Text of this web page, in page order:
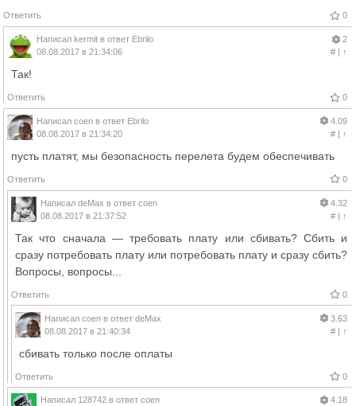
Ответить 0
Написал kermit в ответ Ebrilo
08.08.2017 в 21:34:06
2
#| ↑
Так!
Ответить 0
Написал coen в ответ Ebrilo
08.08.2017 в 21:34:20
4.09
#| ↑
пусть платят, мы безопасность перелета будем обеспечивать
Ответить 0
Написал deMax в ответ coen
08.08.2017 в 21:37:52
4.32
#| ↑
Так что сначала — требовать плату или сбивать? Сбить и
сразу потребовать плату или потребовать плату и сразу сбить?
Вопросы, вопросы...
Ответить 0
Написал coen в ответ deMax
08.08.2017 в 21:40:34
3.63
#| ↑
сбивать только после оплаты
Ответить 0
Написал 128742 в ответ coen
4.18